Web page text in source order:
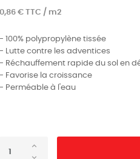
0,86 € TTC / m2
- 100% polypropylène tissée
- Lutte contre les adventices
- Réchauffement rapide du sol en
- Favorise la croissance
- Perméable à l'eau